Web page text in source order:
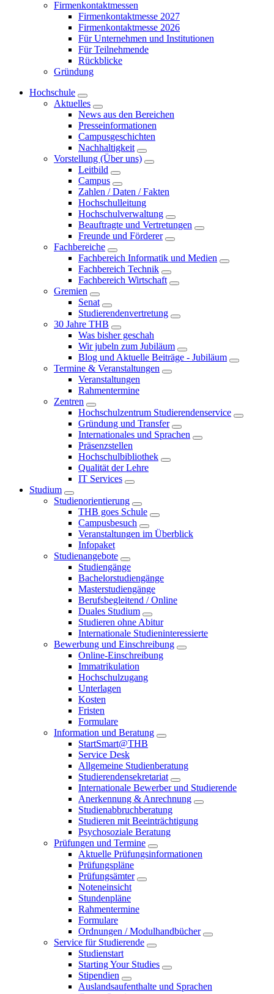
Firmenkontaktmessen
Firmenkontaktmesse 2027
Firmenkontaktmesse 2026
Für Unternehmen und Institutionen
Für Teilnehmende
Rückblicke
Gründung
Hochschule
Aktuelles
News aus den Bereichen
Presseinformationen
Campusgeschichten
Nachhaltigkeit
Vorstellung (Über uns)
Leitbild
Campus
Zahlen / Daten / Fakten
Hochschulleitung
Hochschulverwaltung
Beauftragte und Vertretungen
Freunde und Förderer
Fachbereiche
Fachbereich Informatik und Medien
Fachbereich Technik
Fachbereich Wirtschaft
Gremien
Senat
Studierendenvertretung
30 Jahre THB
Was bisher geschah
Wir jubeln zum Jubiläum
Blog und Aktuelle Beiträge - Jubiläum
Termine & Veranstaltungen
Veranstaltungen
Rahmentermine
Zentren
Hochschulzentrum Studierendenservice
Gründung und Transfer
Internationales und Sprachen
Präsenzstellen
Hochschulbibliothek
Qualität der Lehre
IT Services
Studium
Studienorientierung
THB goes Schule
Campusbesuch
Veranstaltungen im Überblick
Infopaket
Studienangebote
Studiengänge
Bachelorstudiengänge
Masterstudiengänge
Berufsbegleitend / Online
Duales Studium
Studieren ohne Abitur
Internationale Studieninteressierte
Bewerbung und Einschreibung
Online-Einschreibung
Immatrikulation
Hochschulzugang
Unterlagen
Kosten
Fristen
Formulare
Information und Beratung
StartSmart@THB
Service Desk
Allgemeine Studienberatung
Studierendensekretariat
Internationale Bewerber und Studierende
Anerkennung & Anrechnung
Studienabbruchberatung
Studieren mit Beeinträchtigung
Psychosoziale Beratung
Prüfungen und Termine
Aktuelle Prüfungsinformationen
Prüfungspläne
Prüfungsämter
Noteneinsicht
Stundenpläne
Rahmentermine
Formulare
Ordnungen / Modulhandbücher
Service für Studierende
Studienstart
Starting Your Studies
Stipendien
Auslandsaufenthalte und Sprachen